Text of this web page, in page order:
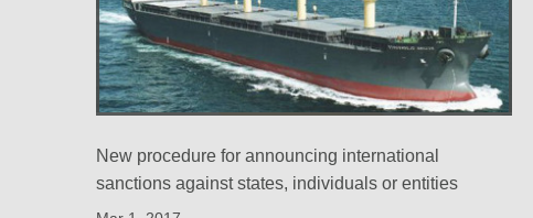
New procedure for announcing international
sanctions against states, individuals or entities